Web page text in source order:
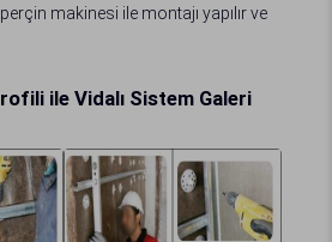
makinesi ile montajı yapılır ve
ile Vidalı Sistem Galeri